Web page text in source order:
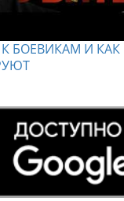
БОЕВИКАМ И